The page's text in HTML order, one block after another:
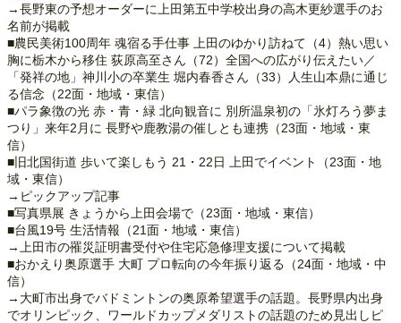
→長野東の予想オーダーに上田第五中学校出身の高木更紗選手のお
名前が掲載
■農民美術100周年 魂宿る手仕事 上田のゆかり訪ねて（4）熱い思い
胸に栃木から移住 荻原高至さん（72）全国への広がり伝えたい／
「発祥の地」神川小の卒業生 堀内春香さん（33）人生山本鼎に通じ
る信念（22面・地域・東信）
■パラ象徴の光 赤・青・緑 北向観音に 別所温泉初の「氷灯ろう夢ま
つり」来年2月に 長野や鹿教湯の催しとも連携（23面・地域・東
信）
■旧北国街道 歩いて楽しもう 21・22日 上田でイベント（23面・地
域・東信）
→ピックアップ記事
■写真県展 きょうから上田会場で（23面・地域・東信）
■台風19号 生活情報（21面・地域・東信）
→上田市の罹災証明書受付や住宅応急修理支援について掲載
■おかえり奥原選手 大町 プロ転向の今年振り返る（24面・地域・中
信）
→大町市出身でバドミントンの奥原希望選手の話題。長野県内出身
でオリンピック、ワールドカップメダリストの話題のため見出しピ